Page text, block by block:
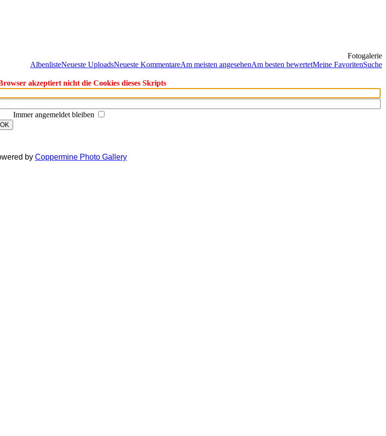
Fotogalerie
AlbenlisteNeueste UploadsNeueste KommentareAm meisten angesehenAm besten bewertetMeine FavoritenSuche
akzeptiert nicht die Cookies dieses Skripts
Immer angemeldet bleiben
OK
by Coppermine Photo Gallery